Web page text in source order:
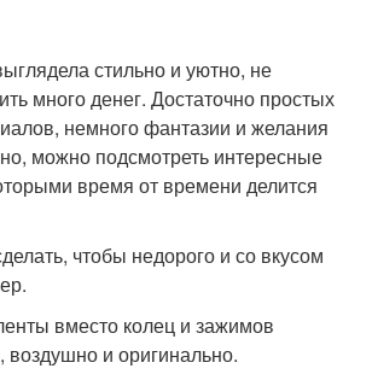
стильно и уютно, не
много денег. Достаточно простых
немного фантазии и желания
можно подсмотреть интересные
время от времени делится
чтобы недорого и со вкусом
вместо колец и зажимов
воздушно и оригинально.